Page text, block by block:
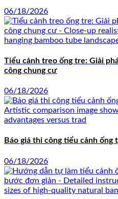
06/18/2026
Tiểu cảnh treo ống tre: Giải
công chung cư
06/18/2026
Báo giá thi công tiểu cảnh
06/18/2026